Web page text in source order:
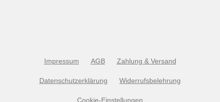
Impressum AGB Zahlung & Versand
Datenschutzerklärung Widerrufsbelehrung
Cookie-Einstellungen